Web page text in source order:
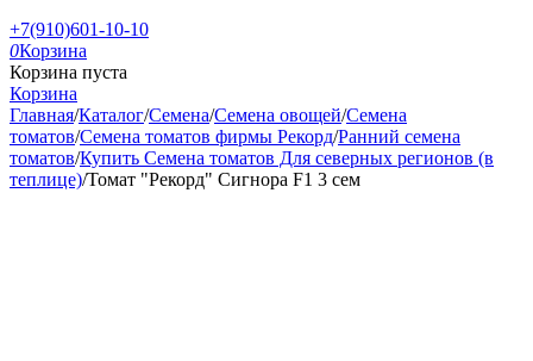
+7(910)601-10-10
0Корзина
Корзина пуста
Корзина
Главная/Каталог/Семена/Семена овощей/Семена
томатов/Семена томатов фирмы Рекорд/Ранний семена
томатов/Купить Семена томатов Для северных регионов (в
теплице)/Томат "Рекорд" Сигнора F1 3 сем